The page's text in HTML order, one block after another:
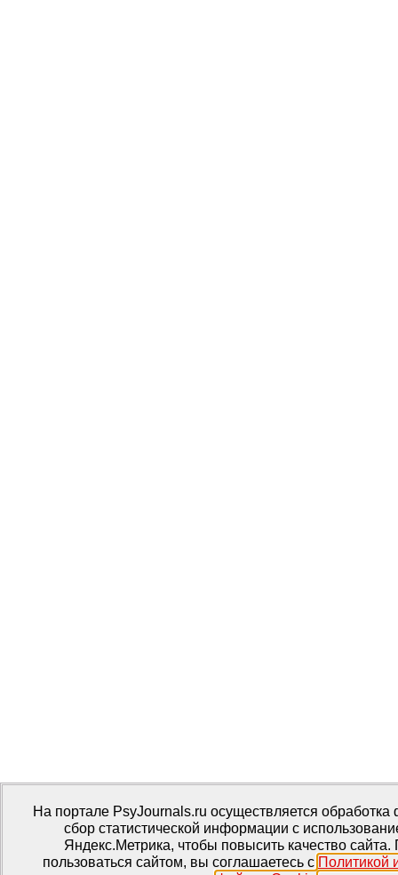
На портале PsyJournals.ru осуществляется
сбор статистической информации с
Яндекс.Метрика, чтобы повысить качество
пользоваться сайтом, вы соглашаетесь с Политикой